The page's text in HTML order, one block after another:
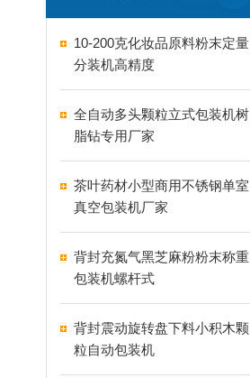
10-200克化妆品原料粉末定量
分装机高精度
全自动多头颗粒立式包装机树
脂钻专用厂家
茶叶药材小型商用不锈钢单室
真空包装机厂家
背封充氮气黑芝麻粉粉末称重
包装机螺杆式
背封震动旋转盘下料小积木颗
粒自动包装机